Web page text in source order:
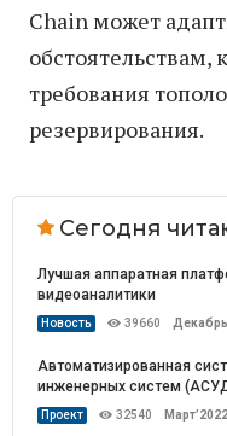
Chain может
обстоятельствам,
требования
резервирования.
Сегодня
Лучшая аппаратная
видеоаналитики
Новость 39660
Автоматизированная
инженерных систем
Проект 32540 Март’2022